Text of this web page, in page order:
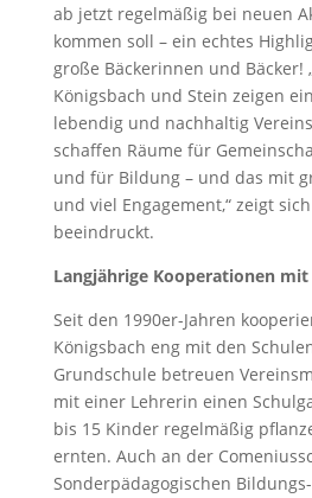
ab jetzt regelmäßig bei neuen
kommen soll – ein echtes
große Bäckerinnen und Bäcker!
Königsbach und Stein zeigen
lebendig und nachhaltig
schaffen Räume für
und für Bildung – und das mit
und viel Engagement,“ zeigt
beeindruckt.
Langjährige Kooperationen mit
Seit den 1990er-Jahren
Königsbach eng mit den
Grundschule betreuen
mit einer Lehrerin einen
bis 15 Kinder regelmäßig
ernten. Auch an der
Sonderpädagogischen